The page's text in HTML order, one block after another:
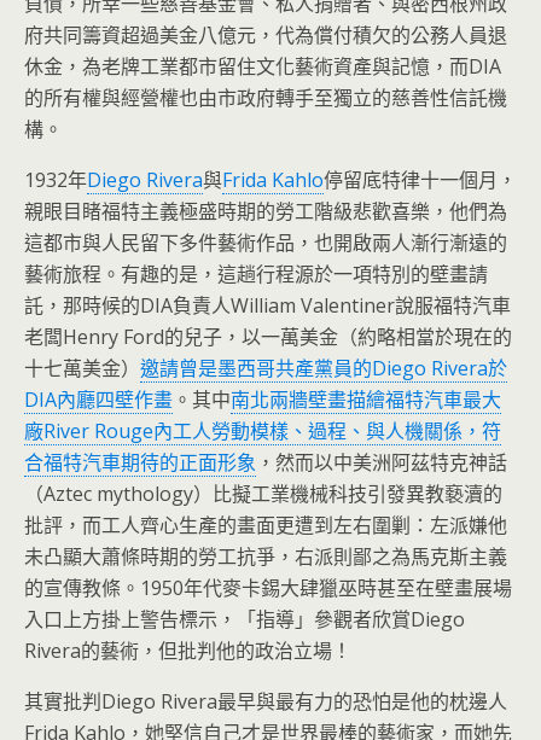
府共同籌資超過美金八億元，代為償付積欠的公務人員退
休金，為老牌工業都市留住文化藝術資產與記憶，而DIA
的所有權與經營權也由市政府轉手至獨立的慈善性信託機
構。
1932年Diego Rivera與Frida Kahlo停留底特律十一個月，
親眼目睹福特主義極盛時期的勞工階級悲歡喜樂，他們為
這都市與人民留下多件藝術作品，也開啟兩人漸行漸遠的
藝術旅程。有趣的是，這趟行程源於一項特別的壁畫請
託，那時候的DIA負責人William Valentiner說服福特汽車
老闆Henry Ford的兒子，以一萬美金（約略相當於現在的
十七萬美金） 邀請曾是墨西哥共產黨員的Diego Rivera於
DIA內廳四壁作畫 。其中南北兩牆壁畫描繪福特汽車最大
廠River Rouge內工人勞動模樣、過程、與人機關係，符
合福特汽車期待的正面形象 ，然而以中美洲阿茲特克神話
（Aztec mythology）比擬工業機械科技引發異教褻瀆的
批評，而工人齊心生產的畫面更遭到左右圍剿：左派嫌他
未凸顯大蕭條時期的勞工抗爭，右派則鄙之為馬克斯主義
的宣傳教條。1950年代麥卡錫大肆獵巫時甚至在壁畫展場
入口上方掛上警告標示，「指導」參觀者欣賞Diego
Rivera的藝術，但批判他的政治立場！
其實批判Diego Rivera最早與最有力的恐怕是他的枕邊人
Frida Kahlo，她堅信自己才是世界最棒的藝術家，而她先